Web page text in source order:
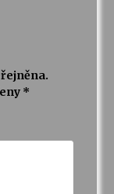
V Želivě ožije
v Klášteře
*